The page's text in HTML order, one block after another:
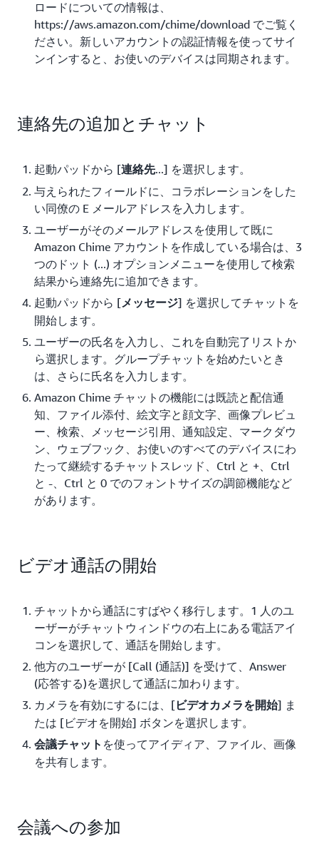
ロードについての情報は、
https://aws.amazon.com/chime/download でご覧く
ださい。新しいアカウントの認証情報を使ってサイ
ンインすると、お使いのデバイスは同期されます。
連絡先の追加とチャット
起動パッドから [連絡先...] を選択します。
与えられたフィールドに、コラボレーションをした
い同僚の E メールアドレスを入力します。
ユーザーがそのメールアドレスを使用して既に
Amazon Chime アカウントを作成している場合は、3
つのドット (...) オプションメニューを使用して検索
結果から連絡先に追加できます。
起動パッドから [メッセージ] を選択してチャットを
開始します。
ユーザーの氏名を入力し、これを自動完了リストか
ら選択します。グループチャットを始めたいとき
は、さらに氏名を入力します。
Amazon Chime チャットの機能には既読と配信通
知、ファイル添付、絵文字と顔文字、画像プレビュ
ー、検索、メッセージ引用、通知設定、マークダウ
ン、ウェブフック、お使いのすべてのデバイスにわ
たって継続するチャットスレッド、Ctrl と +、Ctrl
と -、Ctrl と 0 でのフォントサイズの調節機能など
があります。
ビデオ通話の開始
チャットから通話にすばやく移行します。1 人のユ
ーザーがチャットウィンドウの右上にある電話アイ
コンを選択して、通話を開始します。
他方のユーザーが [Call (通話)] を受けて、Answer
(応答する)を選択して通話に加わります。
カメラを有効にするには、[ビデオカメラを開始] ま
たは [ビデオを開始] ボタンを選択します。
会議チャット を使ってアイディア、ファイル、画像
を共有します。
会議への参加